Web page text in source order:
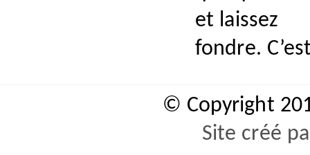
et laissez
fondre.
© Copyright
Site créé